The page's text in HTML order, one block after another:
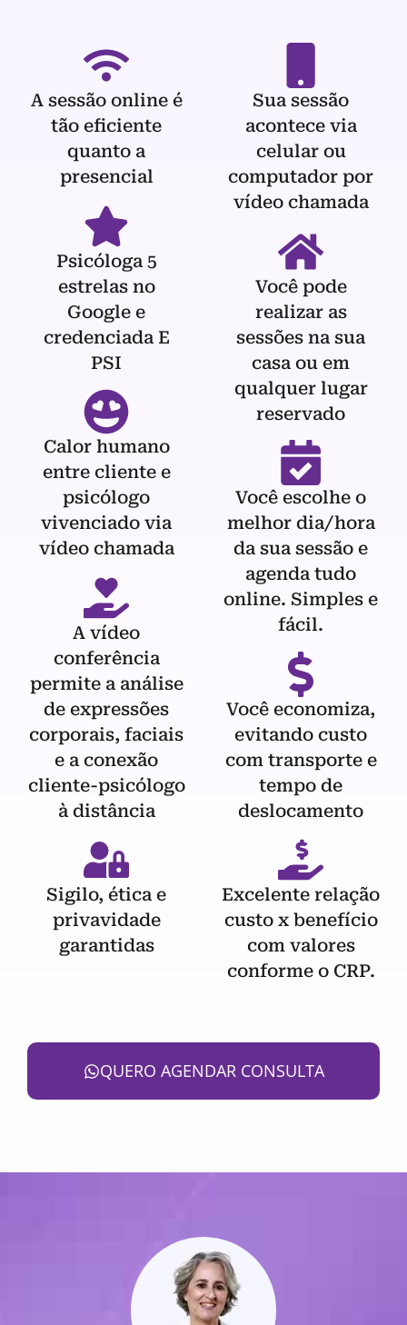
A sessão online é
tão eficiente
quanto a
presencial
Psicóloga 5
estrelas no
Google e
credenciada E
PSI
Calor humano
entre cliente e
psicólogo
vivenciado via
vídeo chamada
A vídeo
conferência
permite a análise
de expressões
corporais, faciais
e a conexão
cliente-psicólogo
à distância
Sigilo, ética e
privavidade
garantidas
Sua sessão
acontece via
celular ou
computador por
vídeo chamada
Você pode
realizar as
sessões na sua
casa ou em
qualquer lugar
reservado
Você escolhe o
melhor dia/hora
da sua sessão e
agenda tudo
online. Simples e
fácil.
Você economiza,
evitando custo
com transporte e
tempo de
deslocamento
Excelente relação
custo x benefício
com valores
conforme o CRP.
QUERO AGENDAR CONSULTA